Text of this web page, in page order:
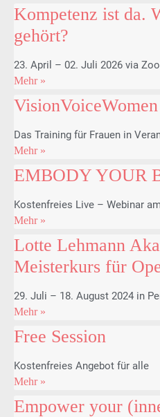
Kompetenz ist da.
gehört?
23. April – 02. Juli 2026 via
Mehr »
VisionVoiceWomen
Das Training für Frauen in
Mehr »
EMBODY YOUR
Kostenfreies Live – Webinar
Mehr »
Lotte Lehmann
Meisterkurs für
29. Juli – 18. August 2024 in
Mehr »
Free Session
Kostenfreies Angebot für alle
Mehr »
Empower your